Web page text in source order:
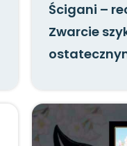
Ścigani –
Zwarcie